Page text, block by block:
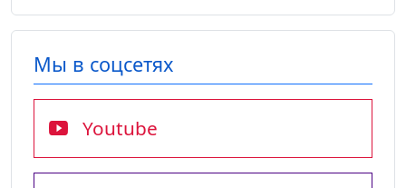
Мы в соцсетях
Youtube